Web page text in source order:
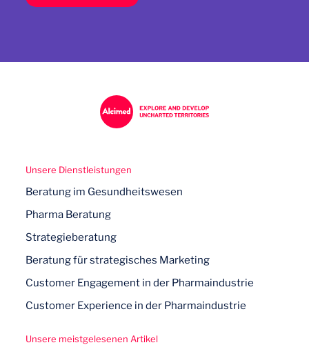
Unsere Dienstleistungen
Beratung im Gesundheitswesen
Pharma Beratung
Strategieberatung
Beratung für strategisches Marketing
Customer Engagement in der Pharmaindustrie
Customer Experience in der Pharmaindustrie
Unsere meistgelesenen Artikel